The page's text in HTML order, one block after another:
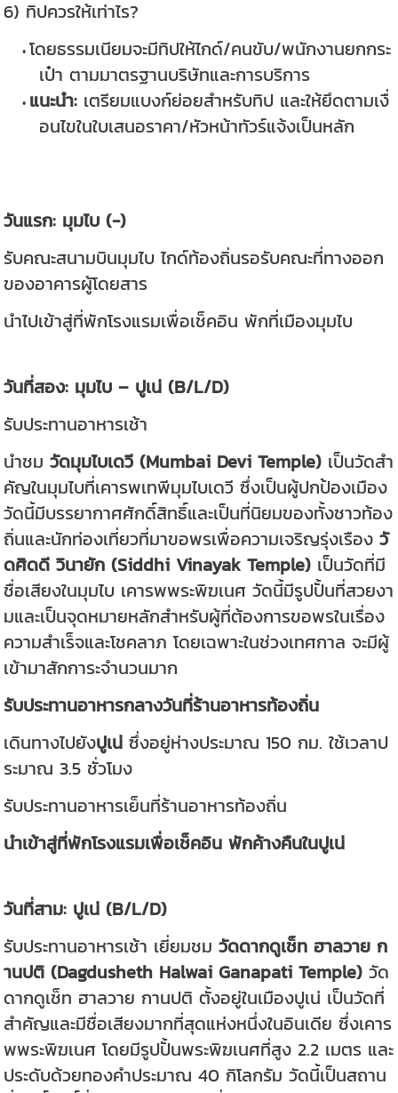
6) ทิปควรให้เท่าไร?
โดยธรรมเนียมจะมีทิปให้ไกด์/คนขับ/พนักงานยกกระ
เป๋า ตามมาตรฐานบริษัทและการบริการ
แนะนำ:เตรียมแบงก์ย่อยสำหรับทิป และให้ยึดตามเงื่
อนไขในใบเสนอราคา/หัวหน้าทัวร์แจ้งเป็นหลัก
วันแรก: มุมไบ (-)
รับคณะสนามบินมุมไบ ไกด์ท้องถิ่นรอรับคณะที่ทางออก
ของอาคารผู้โดยสาร
นำไปเข้าสู่ที่พักโรงแรมเพื่อเช็คอิน พักที่เมืองมุมไบ
วันที่สอง: มุมไบ – ปูเน่ (B/L/D)
รับประทานอาหารเช้า
นำชมวัดมุมไบเดวี (Mumbai Devi Temple) เป็นวัดสำ
คัญในมุมไบที่เคารพเทพีมุมไบเดวี ซึ่งเป็นผู้ปกป้องเมือง
วัดนี้มีบรรยากาศศักดิ์สิทธิ์และเป็นที่นิยมของทั้งชาวท้อง
ถิ่นและนักท่องเที่ยวที่มาขอพรเพื่อความเจริญรุ่งเรืองวั
ดศิดดี วินายัก (Siddhi Vinayak Temple) เป็นวัดที่มี
ชื่อเสียงในมุมไบ เคารพพระพิฆเนศ วัดนี้มีรูปปั้นที่สวยงา
มและเป็นจุดหมายหลักสำหรับผู้ที่ต้องการขอพรในเรื่อง
ความสำเร็จและโชคลาภ โดยเฉพาะในช่วงเทศกาล จะมีผู้
เข้ามาสักการะจำนวนมาก
รับประทานอาหารกลางวันที่ร้านอาหารท้องถิ่น
เดินทางไปยังปูเน่ ซึ่งอยู่ห่างประมาณ 150 กม. ใช้เวลาป
ระมาณ 3.5 ชั่วโมง
รับประทานอาหารเย็นที่ร้านอาหารท้องถิ่น
นำเข้าสู่ที่พักโรงแรมเพื่อเช็คอิน พักค้างคืนในปูเน่
วันที่สาม: ปูเน่ (B/L/D)
รับประทานอาหารเช้า เยี่ยมชมวัดดากดูเช็ท ฮาลวาย ก
านปติ (Dagdusheth Halwai Ganapati Temple) วัด
ดากดูเช็ท ฮาลวาย กานปติ ตั้งอยู่ในเมืองปูเน่ เป็นวัดที่
สำคัญและมีชื่อเสียงมากที่สุดแห่งหนึ่งในอินเดีย ซึ่งเคาร
พพระพิฆเนศ โดยมีรูปปั้นพระพิฆเนศที่สูง 2.2 เมตร และ
ประดับด้วยทองคำประมาณ 40 กิโลกรัม วัดนี้เป็นสถาน